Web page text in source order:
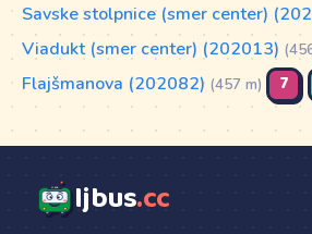
Savske stolpnice (smer center)
Viadukt (smer center) (202013)
Flajšmanova (202082) (457 m) 7
ljbus.cc